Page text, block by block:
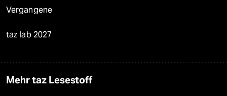
Vergangene
taz lab 2027
Mehr taz Lesestoff